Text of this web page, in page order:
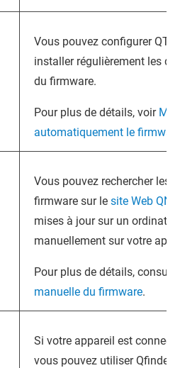
Vous pouvez configurerQTS
installer régulièrement les
du firmware.
Pour plus de détails, voir
automatiquement le
Vous pouvez rechercher les
firmware sur le site Web
mises à jour sur un
manuellement sur votre
Pour plus de détails,
manuelle du firmware.
Si votre appareil est
vous pouvez utiliser Qfinder